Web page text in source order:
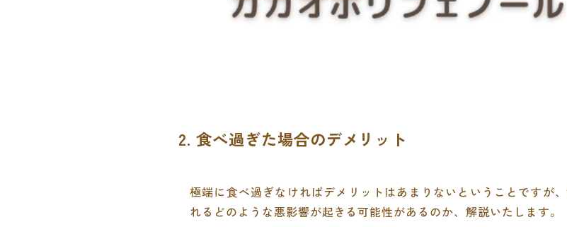
2. 食べ過ぎた場合のデメリット
極端に食べ過ぎなければデメリットはあまりないということですが
れるどのような悪影響が起きる可能性があるのか、解説いたします。